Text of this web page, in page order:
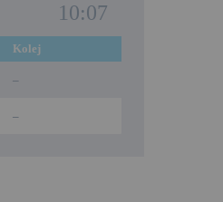
10:07
Kolej
–
–